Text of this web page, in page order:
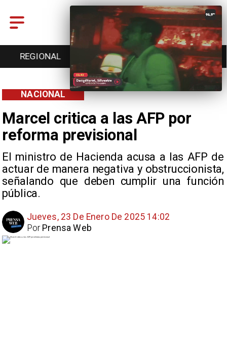
REGIONAL ENTRETENCIÓN DEPORTES
Marcel critica a las AFP por
reforma previsional
El ministro de Hacienda acusa a las AFP de
actuar de manera negativa y obstruccionista,
señalando que deben cumplir una función
pública.
NACIONAL
Jueves, 23 De Enero De 2025 14:02
Prensa Web
Por